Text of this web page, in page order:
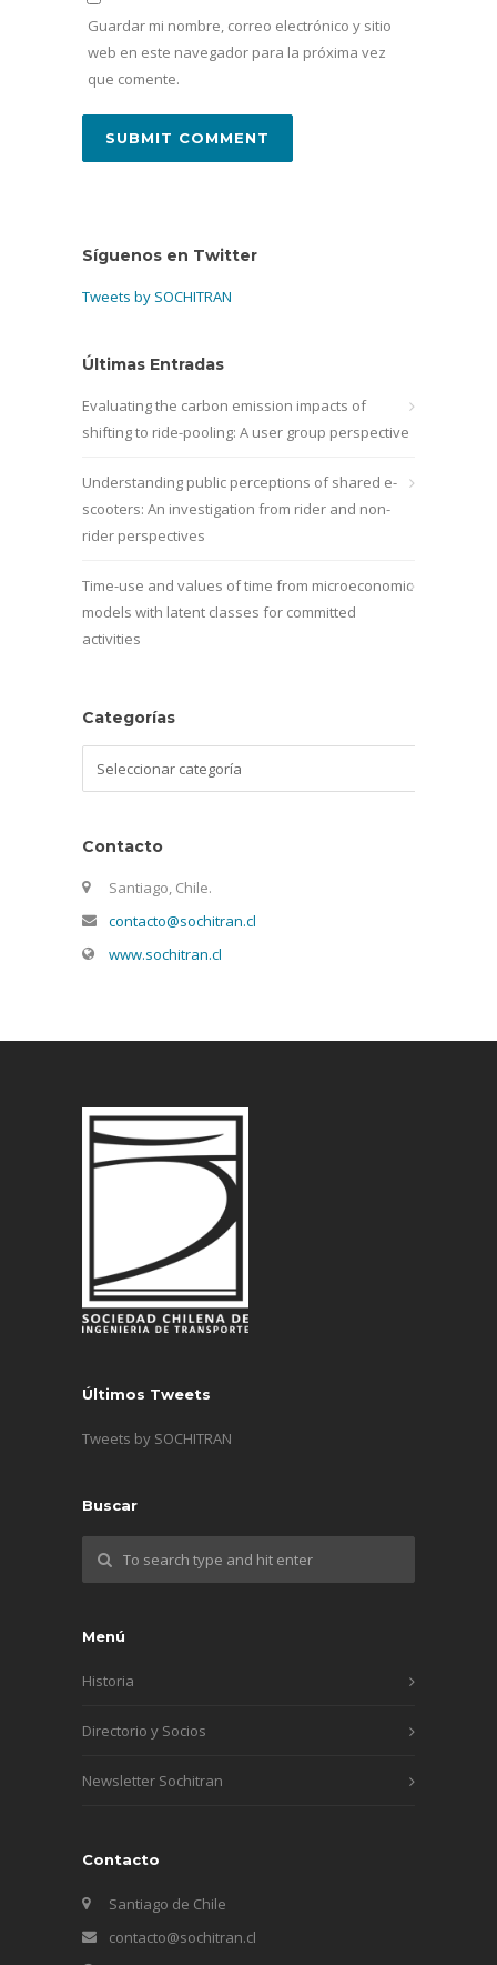
Guardar mi nombre, correo electrónico y sitio
web en este navegador para la próxima vez
que comente.
Síguenos en Twitter
Tweets by SOCHITRAN
Últimas Entradas
Evaluating the carbon emission impacts of
shifting to ride-pooling: A user group perspective
Understanding public perceptions of shared e-
scooters: An investigation from rider and non-
rider perspectives
Time-use and values of time from microeconomic
models with latent classes for committed
activities
Categorías
Contacto
Santiago, Chile.
contacto@sochitran.cl
www.sochitran.cl
Últimos Tweets
Tweets by SOCHITRAN
Buscar
Menú
Historia
Directorio y Socios
Newsletter Sochitran
Contacto
Santiago de Chile
contacto@sochitran.cl